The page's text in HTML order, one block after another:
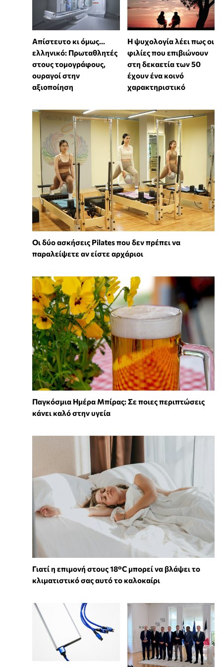
Απίστευτο κι όμως...
ελληνικό: Πρωταθλητές
στους τομογράφους,
ουραγοί στην
αξιοποίηση
⁠Η ψυχολογία λέει πως οι
φιλίες που επιβιώνουν
στη δεκαετία των 50
έχουν ένα κοινό
χαρακτηριστικό
Οι δύο ασκήσεις Pilates που δεν πρέπει να
παραλείψετε αν είστε αρχάριοι
Παγκόσμια Ημέρα Μπίρας: Σε ποιες περιπτώσεις
κάνει καλό στην υγεία
Γιατί η επιμονή στους 18°C μπορεί να βλάψει το
κλιματιστικό σας αυτό το καλοκαίρι